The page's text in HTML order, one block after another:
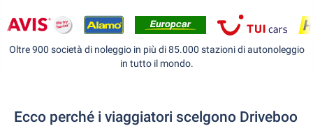
Oltre 900 società di noleggio in più di 85.000 stazioni di autonoleggio
in tutto il mondo.
Ecco perché i viaggiatori scelgono Driveboo